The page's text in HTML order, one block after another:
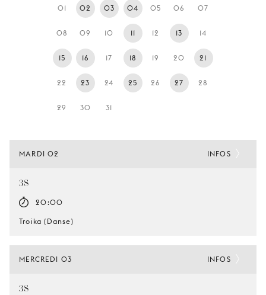
JEUNE
PUBLIC
LA
MONNAIE
NOUS
01 02 03 04 05 06 07
08 09 10 11 12 13 14
15 16 17 18 19 20 21
22 23 24 25 26 27 28
29 30 31
MARDI 02
3S
20:00
Troika (Danse)
INFOS
MERCREDI 03
3S
INFOS